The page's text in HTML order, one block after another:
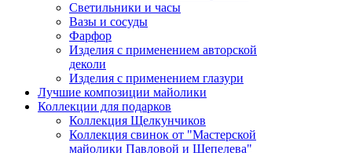
Светильники и часы
Вазы и сосуды
Фарфор
Изделия с применением авторской
деколи
Изделия с применением глазури
Лучшие композиции майолики
Коллекции для подарков
Коллекция Щелкунчиков
Коллекция свинок от "Мастерской
майолики Павловой и Шепелева"